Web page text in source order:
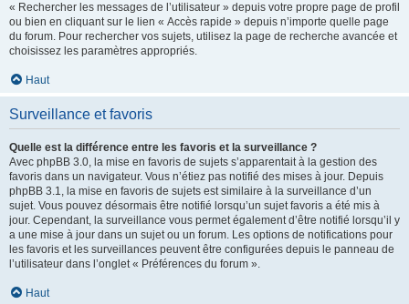
« Rechercher les messages de l’utilisateur » depuis votre propre page de profil
ou bien en cliquant sur le lien « Accès rapide » depuis n’importe quelle page
du forum. Pour rechercher vos sujets, utilisez la page de recherche avancée et
choisissez les paramètres appropriés.
Haut
Surveillance et favoris
Quelle est la différence entre les favoris et la surveillance ?
Avec phpBB 3.0, la mise en favoris de sujets s’apparentait à la gestion des
favoris dans un navigateur. Vous n’étiez pas notifié des mises à jour. Depuis
phpBB 3.1, la mise en favoris de sujets est similaire à la surveillance d’un
sujet. Vous pouvez désormais être notifié lorsqu’un sujet favoris a été mis à
jour. Cependant, la surveillance vous permet également d’être notifié lorsqu’il y
a une mise à jour dans un sujet ou un forum. Les options de notifications pour
les favoris et les surveillances peuvent être configurées depuis le panneau de
l’utilisateur dans l’onglet « Préférences du forum ».
Haut